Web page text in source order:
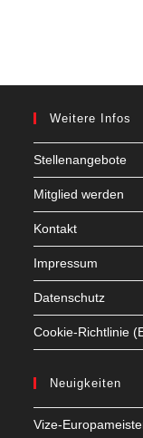
Weitere Infos
Stellenangebote
Mitglied werden
Kontakt
Impressum
Datenschutz
Cookie-Richtlinie
Neuigkeiten
Vize-